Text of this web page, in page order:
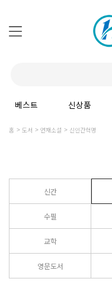
베스트 신상품
홈 도서 연재소설 신인간혁명
신간
수필
교학
영문도서